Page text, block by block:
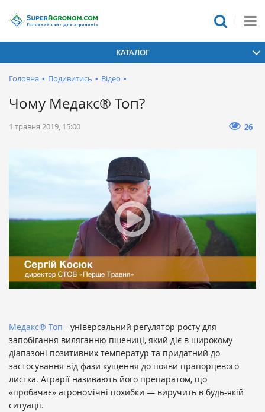
КАТАЛОГ
Головна • Подивитись • Відео •
Чому Медакс® Топ?
1 травня 2019, 15:00 26
Медакс® Топ - універсальний регулятор росту для
запобігання виляганню пшениці, який діє в широкому
діапазоні позитивних температур та придатний до
застосування від фази кущення до появи прапорцевого
листка. Аграрії називають його препаратом, що
«пробачає» агрономічні похибки — виручить в будь-якій
ситуації.